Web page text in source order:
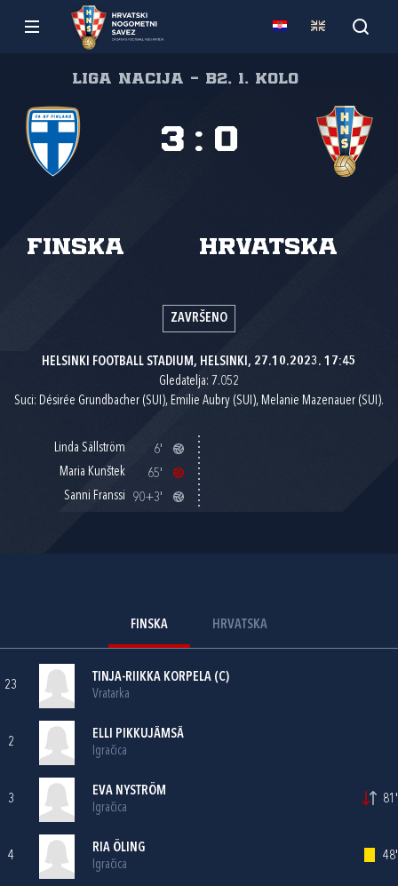
Liga nacija - B2, 1. kolo
Finska Hrvatska
3 : 0
ZAVRŠENO
HELSINKI FOOTBALL STADIUM, HELSINKI, 27.10.2023. 17:45
Gledatelja: 7.052
Suci: Désirée Grundbacher (SUI), Emilie Aubry (SUI), Melanie Mazenauer (SUI).
Linda Sällström
6'
Maria Kunštek
65'
Sanni Franssi
90+3'
FINSKA HRVATSKA
23
TINJA-RIIKKA KORPELA (C)
Vratarka
2
ELLI PIKKUJÄMSÄ
Igračica
3
EVA NYSTRÖM
Igračica
81'
4
RIA ÖLING
Igračica
48'